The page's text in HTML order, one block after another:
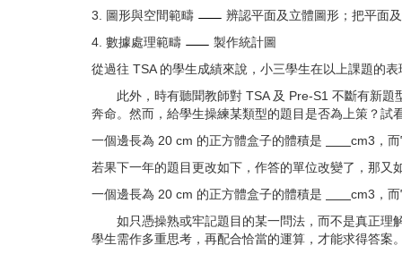
3. 圖形與空間範疇
辨認平面及立體圖形；把平面
4. 數據處理範疇
製作統計圖
從過往 TSA 的學生成績來說，小三學生在以上課題的
此外，時有聽聞教師對 TSA 及 Pre-S1 不斷有新
奔命。然而，給學生操練某類型的題目是否為上策？
一個邊長為 20 cm 的正方體盒子的體積是
cm3，
若果下一年的題目更改如下，作答的單位改變了，那又
一個邊長為 20 cm 的正方體盒子的體積是
cm3，
如只憑操熟或牢記題目的某一問法，而不是真正理
學生需作多重思考，再配合恰當的運算，才能求得答案